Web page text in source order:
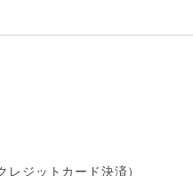
レジットカード決済）